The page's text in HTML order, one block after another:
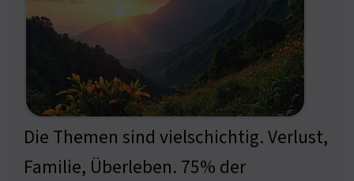
Die Themen sind vielschichtig. Verlust,
Familie, Überleben. 75% der